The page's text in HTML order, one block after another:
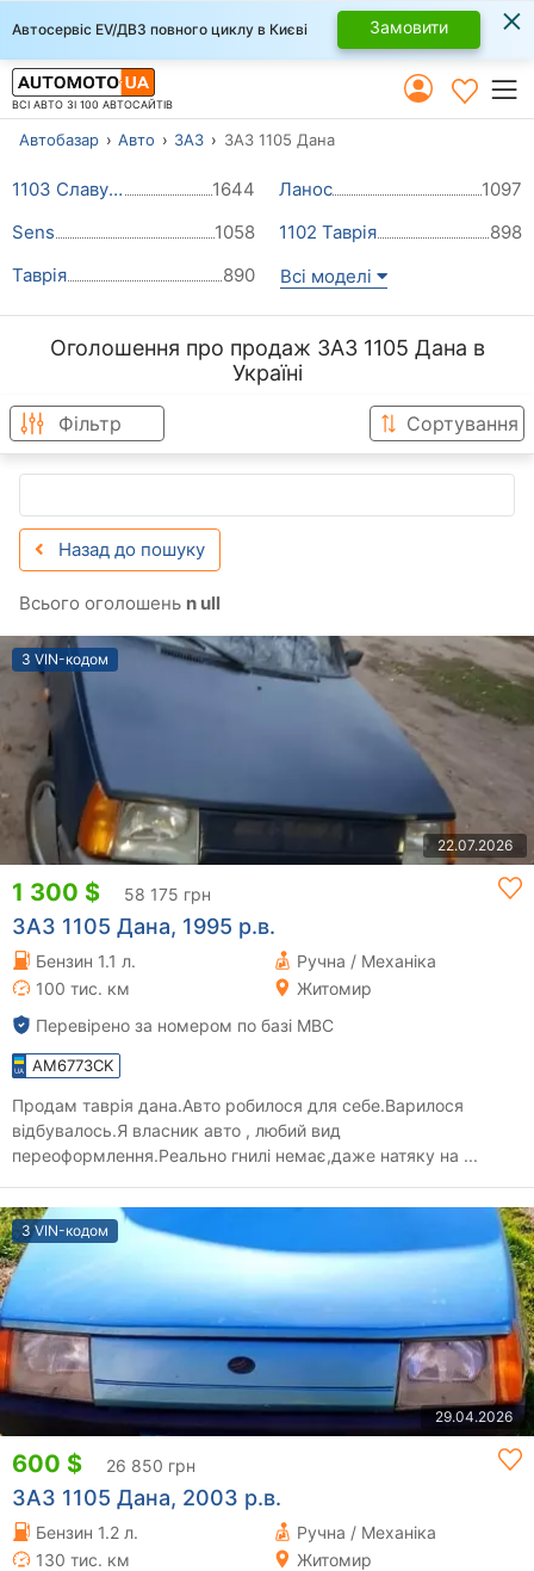
Автосервіс EV/ДВЗ повного циклу в Києві Замовити ×
ВСІ АВТО ЗІ 100 АВТОСАЙТІВ
Автобазар Авто ЗАЗ ЗАЗ 1105 Дана
1103 Славута 1644 Ланос
1097
Sens
1058 1102 Таврія
898
Таврія
890 Всі моделі
Оголошення про продаж ЗАЗ 1105 Дана в
Україні
Фільтр Сортування
Назад до пошуку
Всього оголошень n ull
З VIN-кодом
22.07.2026
1 300 $ 58 175 грн
ЗАЗ 1105 Дана, 1995 р.в.
Бензин 1.1 л.
Ручна / Механіка
100 тис. км
Житомир
Перевірено за номером по базі МВС
AM6773CK
Продам таврія дана.Авто робилося для себе.Варилося
відбувалось.Я власник авто , любий вид
переоформлення.Реально гнилі немає,даже натяку на ...
З VIN-кодом
29.04.2026
600 $ 26 850 грн
ЗАЗ 1105 Дана, 2003 р.в.
Бензин 1.2 л.
Ручна / Механіка
130 тис. км
Житомир